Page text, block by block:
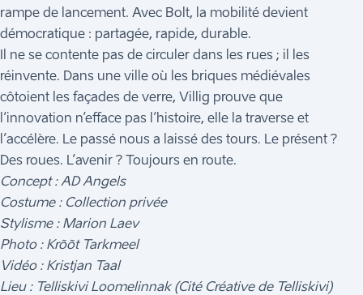
rampe de lancement. Avec Bolt, la mobilité devient
démocratique : partagée, rapide, durable.
Il ne se contente pas de circuler dans les rues ; il les
réinvente. Dans une ville où les briques médiévales
côtoient les façades de verre, Villig prouve que
l’innovation n’efface pas l’histoire, elle la traverse et
l’accélère. Le passé nous a laissé des tours. Le présent ?
Des roues. L’avenir ? Toujours en route.
Concept : AD Angels
Costume : Collection privée
Stylisme : Marion Laev
Photo : Krõõt Tarkmeel
Vidéo : Kristjan Taal
Lieu : Telliskivi Loomelinnak (Cité Créative de Telliskivi)